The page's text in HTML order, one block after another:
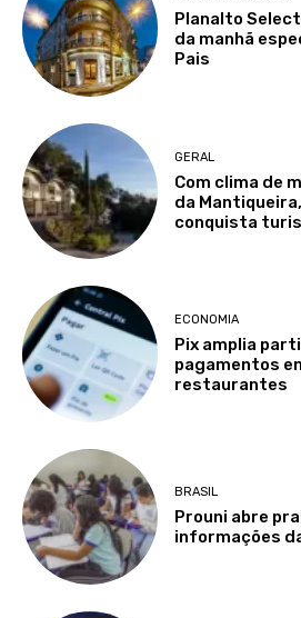
Planalto
da manhã
Pais
GERAL
Com clima de
da
conquista
ECONOMIA
Pix amplia
pagamentos
restaurantes
BRASIL
Prouni abre
informações